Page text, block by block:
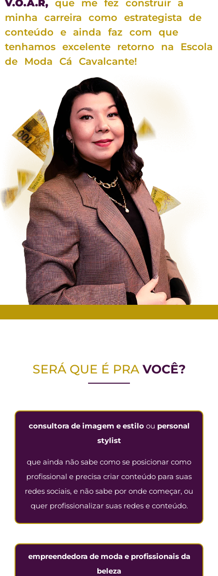
V.O.A.R, que me fez construir a
minha carreira como estrategista de
conteúdo e ainda faz com que
tenhamos excelente retorno na Escola
de Moda Cá Cavalcante!
SERÁ QUE É PRAVOCÊ?
consultora de imagem e estiloou personal
stylist
que ainda não sabe como se posicionar como
profissional e precisa criar conteúdo para suas
redes sociais, e não sabe por onde começar, ou
quer profissionalizar suas redes e conteúdo.
empreendedora de moda e profissionais da
beleza